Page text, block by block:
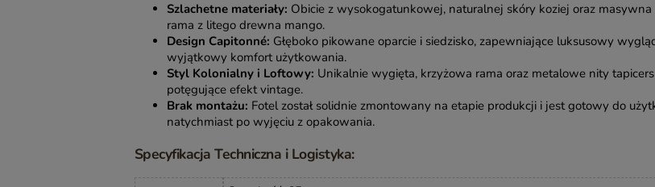
Szlachetne materiały: Obicie z wysokogatunkowej, naturalnej skóry koziej oraz masywna
rama z litego drewna mango.
Design Capitonné: Głęboko pikowane oparcie i siedzisko, zapewniające luksusowy
wyjątkowy komfort użytkowania.
Styl Kolonialny i Loftowy: Unikalnie wygięta, krzyżowa rama oraz metalowe nity
potęgujące efekt vintage.
Brak montażu: Fotel został solidnie zmontowany na etapie produkcji i jest gotowy do
natychmiast po wyjęciu z opakowania.
Specyfikacja Techniczna i Logistyka: